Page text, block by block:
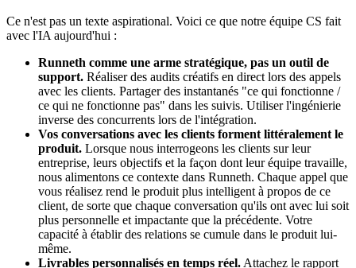
Ce n'est pas un texte aspirational. Voici ce que notre équipe CS fait
avec l'IA aujourd'hui :
Runneth comme une arme stratégique, pas un outil de
support. Réaliser des audits créatifs en direct lors des appels
avec les clients. Partager des instantanés "ce qui fonctionne /
ce qui ne fonctionne pas" dans les suivis. Utiliser l'ingénierie
inverse des concurrents lors de l'intégration.
Vos conversations avec les clients forment littéralement le
produit. Lorsque nous interrogeons les clients sur leur
entreprise, leurs objectifs et la façon dont leur équipe travaille,
nous alimentons ce contexte dans Runneth. Chaque appel que
vous réalisez rend le produit plus intelligent à propos de ce
client, de sorte que chaque conversation qu'ils ont avec lui soit
plus personnelle et impactante que la précédente. Votre
capacité à établir des relations se cumule dans le produit lui-
même.
Livrables personnalisés en temps réel. Attachez le rapport